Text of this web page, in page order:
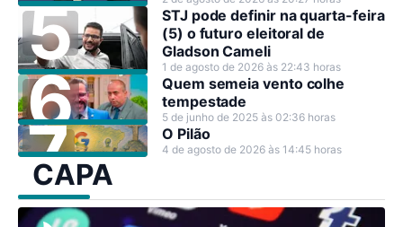
STJ pode definir na quarta-feira
(5) o futuro eleitoral de
Gladson Cameli
1 de agosto de 2026 às 22:43 horas
Quem semeia vento colhe
tempestade
5 de junho de 2025 às 02:36 horas
O Pilão
4 de agosto de 2026 às 14:45 horas
CAPA